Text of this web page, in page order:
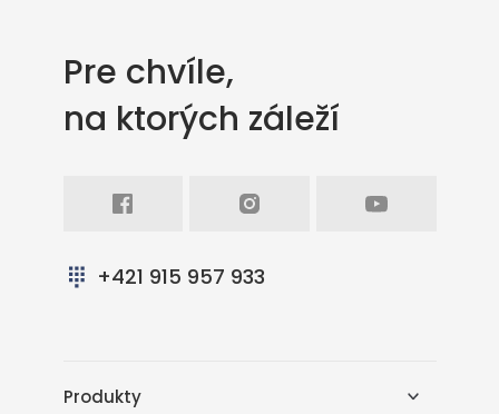
Pre chvíle,
na ktorých záleží
+421 915 957 933
Produkty